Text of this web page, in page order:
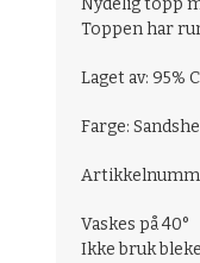
Nydelig topp
Toppen har
Laget av: 95%
Farge:
Vaskes på 40°
Ikke bruk